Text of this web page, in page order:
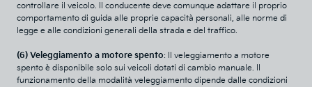
controllare il veicolo. Il conducente deve comunque adattare il proprio
comportamento di guida alle proprie capacità personali, alle norme di
legge e alle condizioni generali della strada e del traffico.
(6) Veleggiamento a motore spento: Il veleggiamento a motore
spento è disponibile solo sui veicoli dotati di cambio manuale. Il
funzionamento della modalità veleggiamento dipende dalle condizioni